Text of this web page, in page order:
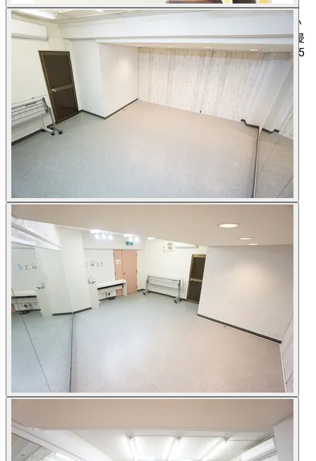
求する場合がございます。 （※５） ⚠️他のお客様のご予約
や清掃時間がございますので、 入退室は時間厳守でお願い
致します⚠️ 時間外にスペースをご利用された場合、 不法侵
入として罰金を請求する場合がございます。 例）10時〜15
時のご予約の場合、 9時55分の入室、15時5分の退出など、
予約時間外の入退出は禁止です。